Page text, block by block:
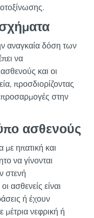
αναγκαία δόση των
να
και οι
προσδιορίζοντας
προσαρμογές στην
ασθενούς
με ηπατική και
να γίνονται
στενή
ασθενείς είναι
ή έχουν
μέτρια νεφρική ή